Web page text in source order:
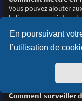
En poursuivant
l’utilisation de
Vous pouvez ajouter
le lien approprié dans
Répondre à un sujet en
lorsqu’une réponse
Comment surveiller